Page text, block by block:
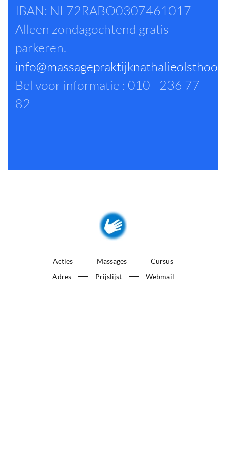
IBAN: NL72RABO0307461017
Alleen zondagochtend gratis
parkeren.
Bel voor informatie : 010 - 236 77
82
Acties Massages
Cursus
Adres
Prijslijst Webmail